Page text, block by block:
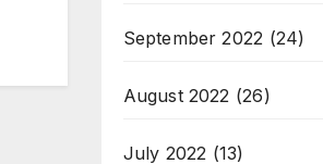
September 2022 (24)
August 2022 (26)
July 2022 (13)